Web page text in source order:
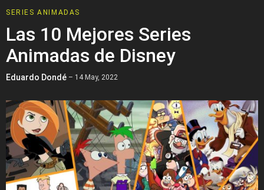
SERIES ANIMADAS
Las 10 Mejores Series
Animadas de Disney
Eduardo Dondé – 14 May, 2022